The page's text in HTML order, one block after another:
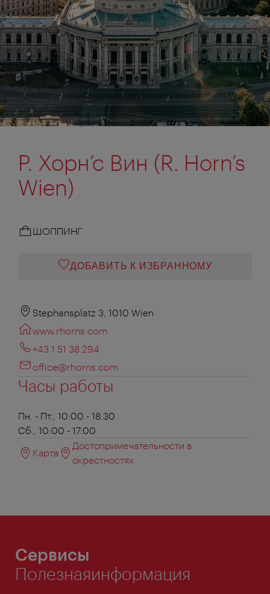
Р. Хорн’с Вин (R. Horn’s
Wien)
ШОППИНГ
ДОБАВИТЬ К ИЗБРАННОМУ
Stephansplatz 3, 1010 Wien
www.rhorns.com
+43 1 51 38 294
office@rhorns.com
Часы работы
Пн. - Пт., 10:00 - 18:30
Сб., 10:00 - 17:00
Карта
Достопримечательности в
окрестностях
Сервисы
Полезнаяинформация